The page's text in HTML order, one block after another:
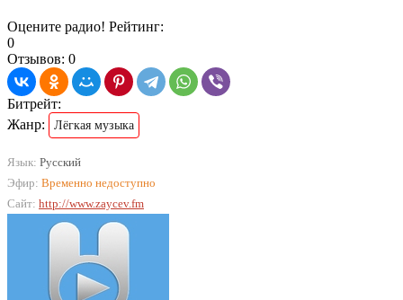
Оцените радио! Рейтинг:
0
Отзывов: 0
Битрейт:
Жанр:
Лёгкая музыка
Язык: Русский
Эфир: Временно недоступно
Сайт: http://www.zaycev.fm